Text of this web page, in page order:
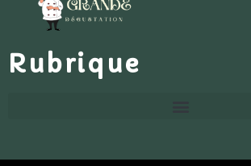
Rubrique